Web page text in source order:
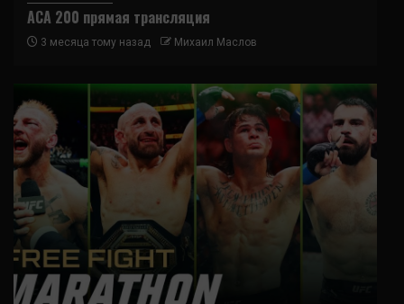
ACA 200 прямая трансляция
3 месяца тому назад Михаил Маслов